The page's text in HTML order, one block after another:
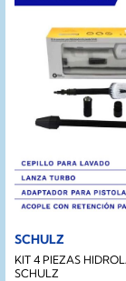
SCHULZ
KIT 4 PIEZAS
SCHULZ